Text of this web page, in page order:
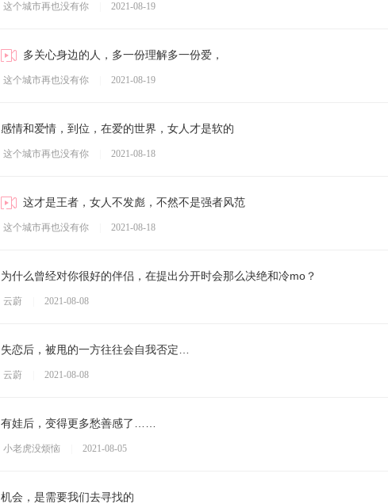
这个城市再也没有你 2021-08-19
多关心身边的人，多一份理解多一份爱，
这个城市再也没有你 2021-08-19
感情和爱情，到位，在爱的世界，女人才是软的
这个城市再也没有你 2021-08-18
这才是王者，女人不发彪，不然不是强者风范
这个城市再也没有你 2021-08-18
为什么曾经对你很好的伴侣，在提出分开时会那么决绝和冷mo？
云蔚 2021-08-08
失恋后，被甩的一方往往会自我否定…
云蔚 2021-08-08
有娃后，变得更多愁善感了……
小老虎没烦恼 2021-08-05
机会，是需要我们去寻找的